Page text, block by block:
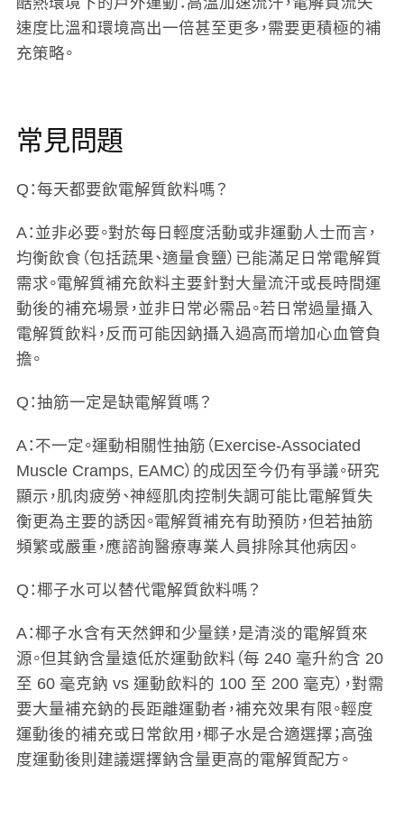
速度比溫和環境高出一倍甚至更多，需要更積極的補
充策略。
常見問題
Q：每天都要飲電解質飲料嗎？
A：並非必要。對於每日輕度活動或非運動人士而言，
均衡飲食（包括蔬果、適量食鹽）已能滿足日常電解質
需求。電解質補充飲料主要針對大量流汗或長時間運
動後的補充場景，並非日常必需品。若日常過量攝入
電解質飲料，反而可能因鈉攝入過高而增加心血管負
擔。
Q：抽筋一定是缺電解質嗎？
A：不一定。運動相關性抽筋（Exercise-Associated
Muscle Cramps, EAMC）的成因至今仍有爭議。研究
顯示，肌肉疲勞、神經肌肉控制失調可能比電解質失
衡更為主要的誘因。電解質補充有助預防，但若抽筋
頻繁或嚴重，應諮詢醫療專業人員排除其他病因。
Q：椰子水可以替代電解質飲料嗎？
A：椰子水含有天然鉀和少量鎂，是清淡的電解質來
源。但其鈉含量遠低於運動飲料（每 240 毫升約含 20
至 60 毫克鈉 vs 運動飲料的 100 至 200 毫克），對需
要大量補充鈉的長距離運動者，補充效果有限。輕度
運動後的補充或日常飲用，椰子水是合適選擇；高強
度運動後則建議選擇鈉含量更高的電解質配方。